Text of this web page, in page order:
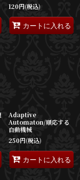
120円(税込)
カートに入れる
Adaptive
Automaton/順応する
自動機械
250円(税込)
カートに入れる